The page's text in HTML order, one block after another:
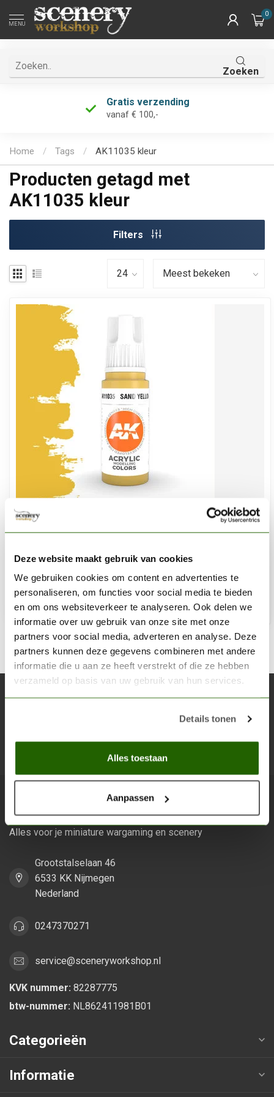
Deze website maakt gebruik van cookies
We gebruiken cookies om content en advertenties te
personaliseren, om functies voor social media te bieden
en om ons websiteverkeer te analyseren. Ook delen we
informatie over uw gebruik van onze site met onze
partners voor social media, adverteren en analyse. Deze
partners kunnen deze gegevens combineren met andere
informatie die u aan ze heeft verstrekt of die ze hebben
verzameld op basis van uw gebruik van hun services.
Details tonen
Alles toestaan
Aanpassen
MENU
0
Zoeken
Gratis verzending
vanaf € 100,-
Home / Tags / AK11035 kleur
Producten getagd met
AK11035 kleur
Filters
AK INTERACTIVE
Sand Yellow Acrylic Modelling Colors - 17ml - AK11035
€2,75
Op voorraad
Abonneer je op onze nieuwsbrief
Blijf op de hoogte over onze laatste acties
Scenery Workshop BV
Alles voor je miniature wargaming en scenery
Grootstalselaan 46
6533 KK Nijmegen
Nederland
0247370271
service@sceneryworkshop.nl
KVK nummer: 82287775
btw-nummer: NL862411981B01
Categorieën
Informatie